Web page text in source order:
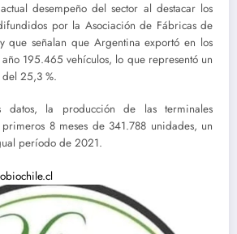
desempeño del sector al destacar los
por la Asociación de Fábricas de
que señalan que Argentina exportó en los
195.465 vehículos, lo que representó un
25,3 %.
datos, la producción de las terminales
8 meses de 341.788 unidades, un
período de 2021.